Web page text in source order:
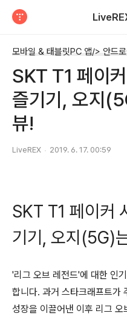
모바일 & 태블릿PC 앱/> 안드
SKT T1 페이
즐기기, 오지
뷰!
LiveREX 2019. 6. 17. 00:59
SKT T1 페이커
기기, 오지(5G)
'리그 오브 레전드'에 대한 인
합니다. 과거 스타크래프트가
성장을 이끌어낸 이후 리그